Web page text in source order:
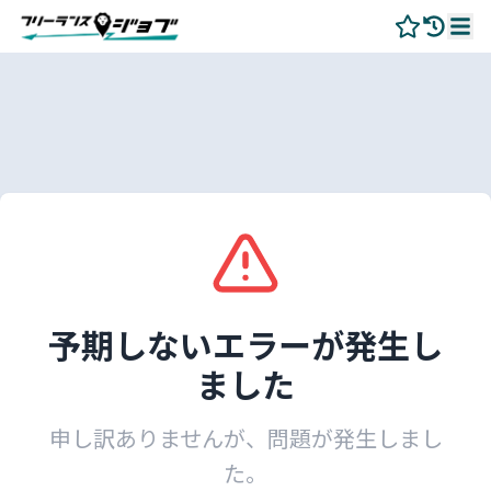
予期しないエラーが発生し
ました
申し訳ありませんが、問題が発生しまし
た。